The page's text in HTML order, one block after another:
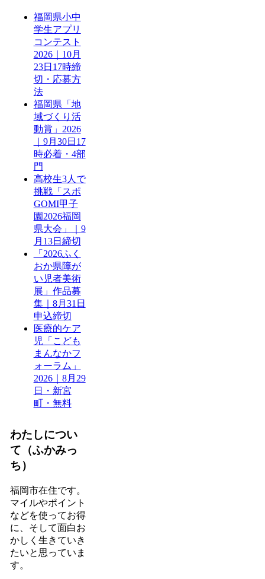
福岡県小中
学生アプリ
コンテスト
2026｜10月
23日17時締
切・応募方
法
福岡県「地
域づくり活
動賞」2026
｜9月30日17
時必着・4部
門
高校生3人で
挑戦「スポ
GOMI甲子
園2026福岡
県大会」｜9
月13日締切
「2026ふく
おか県障が
い児者美術
展」作品募
集｜8月31日
申込締切
医療的ケア
児「こども
まんなかフ
ォーラム」
2026｜8月29
日・新宮
町・無料
わたしについ
て（ふかみっ
ち）
福岡市在住です。
マイルやポイント
などを使ってお得
に、そして面白お
かしく生きていき
たいと思っていま
す。